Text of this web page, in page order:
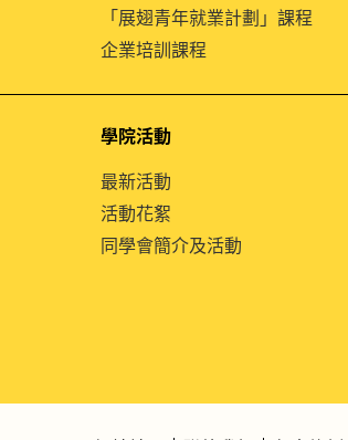
「展翅青年就業計劃」課程
企業培訓課程
學院活動
最新活動
活動花絮
同學會簡介及活動